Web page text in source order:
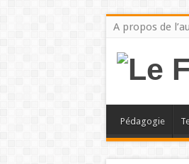
A propos de
Pédagogie